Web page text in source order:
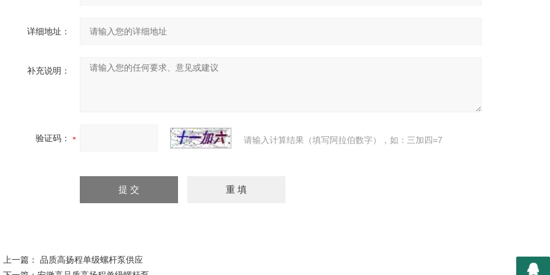
详细地址：
补充说明：
验证码： 请输入计算结果（填写阿拉伯数字），如：三加四=7
上一篇： 品质高扬程单级螺杆泵供应